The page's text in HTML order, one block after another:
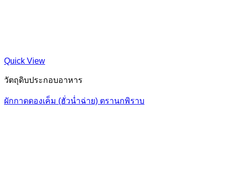
Quick View
วัตถุดิบประกอบอาหาร
ผักกาดดองเค็ม (ฮั่วน่ำฉ่าย) ตรานกพิราบ